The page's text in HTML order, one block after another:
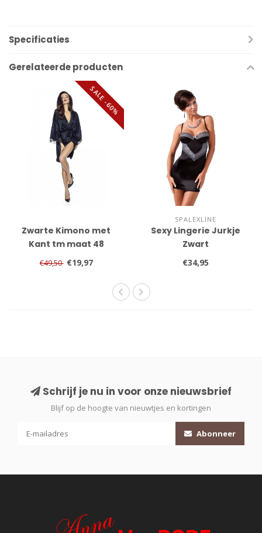
Specificaties
Gerelateerde producten
SALE -60%
Zwarte Kimono met
Kant tm maat 48
€49,50 €19,97
SPALEXLINE
Sexy Lingerie Jurkje
Zwart
€34,95
Schrijf je nu in voor onze nieuwsbrief
Blijf op de hoogte van nieuwtjes en kortingen
Abonneer